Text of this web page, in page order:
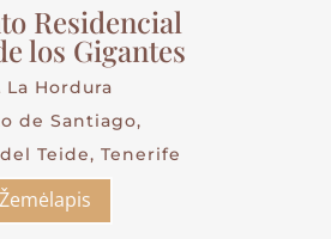
Residencial
los Gigantes
La Hordura
de Santiago,
Teide, Tenerife
Žemėlapis